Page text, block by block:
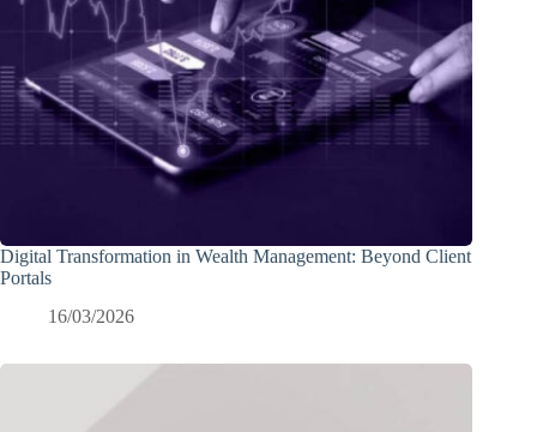
Digital Transformation in Wealth Management: Beyond Client
Portals
16/03/2026